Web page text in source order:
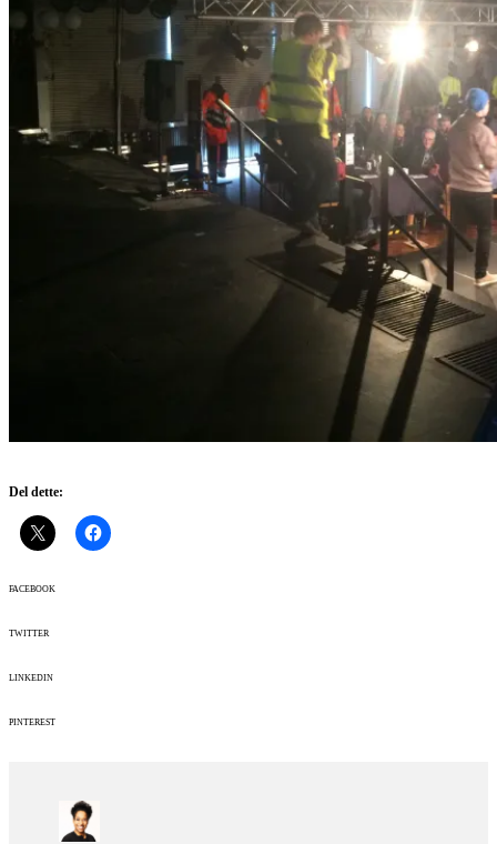
Del dette:
FACEBOOK
TWITTER
LINKEDIN
PINTEREST